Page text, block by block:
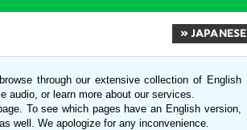
» JAPANESE
through our extensive collection of English
audio, or learn more about our services.
To see which pages have an English version,
well. We apologize for any inconvenience.